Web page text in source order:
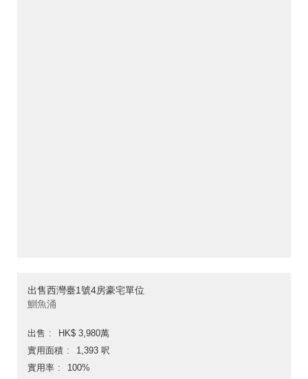
出售西灣臺1號4房豪宅單位
鰂魚涌
出售
HK$ 3,980萬
實用面積
1,393 呎
實用率
100%